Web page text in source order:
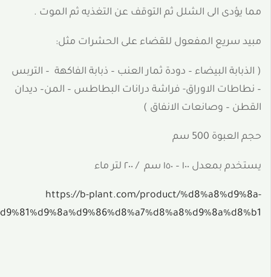
مما يؤدى الى الشلل ثم التوقف عن التغذيه ثم الموت .
مبيد سريع المفعول للقضاء على الحشرات مثل:
( الذبابة البيضاء – دودة ثمار العنب – ذبابة الفاكهة – التربس
– نطاطات الاوراق- فراشة درانات البطاطس – المن– ديدان
القطن – وصانعات الانفاق )
حجم العبوة 500 سم
يستخدم بمعدل ١٠٠ – ١٥٠ سم / ٢٠٠ لتر ماء
https://b-plant.com/product/%d8%a8%d9%8a-